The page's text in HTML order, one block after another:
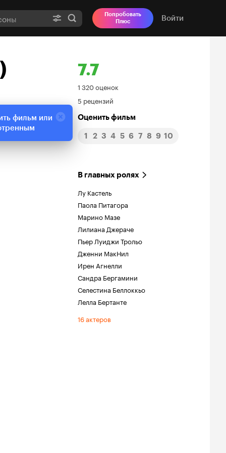
Попробовать
Плюс
Войти
7.7
Рейтинг
Кинопоиска
7.7
1 320 оценок
5 рецензий
Оценить фильм
1 2 3 4 5 6 7 8 9 10
В главных ролях
Лу Кастель
Паола Питагора
Марино Мазе
Лилиана Джераче
Пьер Луиджи Трольо
Дженни МакНил
Ирен Агнелли
Сандра Бергамини
Селестина Беллоккьо
Лелла Бертанте
16 актеров
фильм или